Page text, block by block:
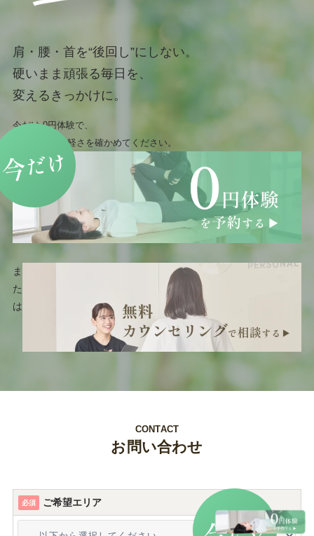
だけ
肩・腰・首を“後回し”にしない。
硬いまま頑張る毎日を、
変えるきっかけに。
今だけ 0円体験で、
まずは身体の軽さを確かめてください。
だけ
ま
た
は
CONTACT
お問い合わせ
必須 ご希望エリア